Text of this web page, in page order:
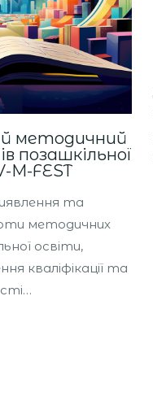
методичний
позашкільної
М-FEST
та
методичних
освіти,
кваліфікації та